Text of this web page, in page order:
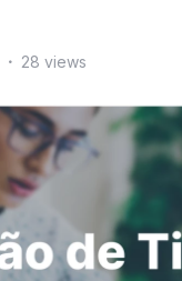
28 views